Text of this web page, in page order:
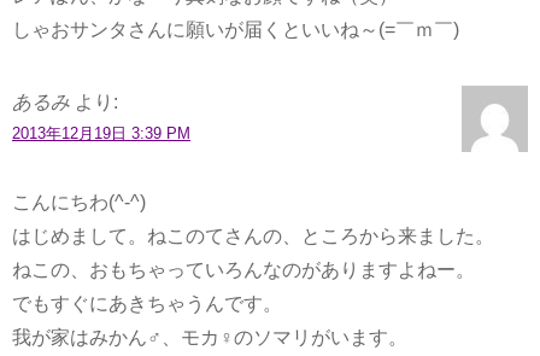
しゃおサンタさんに願いが届くといいね～(=￣ｍ￣)
あるみ より:
2013年12月19日 3:39 PM
こんにちわ(^-^)
はじめまして。ねこのてさんの、ところから来ました。
ねこの、おもちゃっていろんなのがありますよねー。
でもすぐにあきちゃうんです。
我が家はみかん♂、モカ♀のソマリがいます。